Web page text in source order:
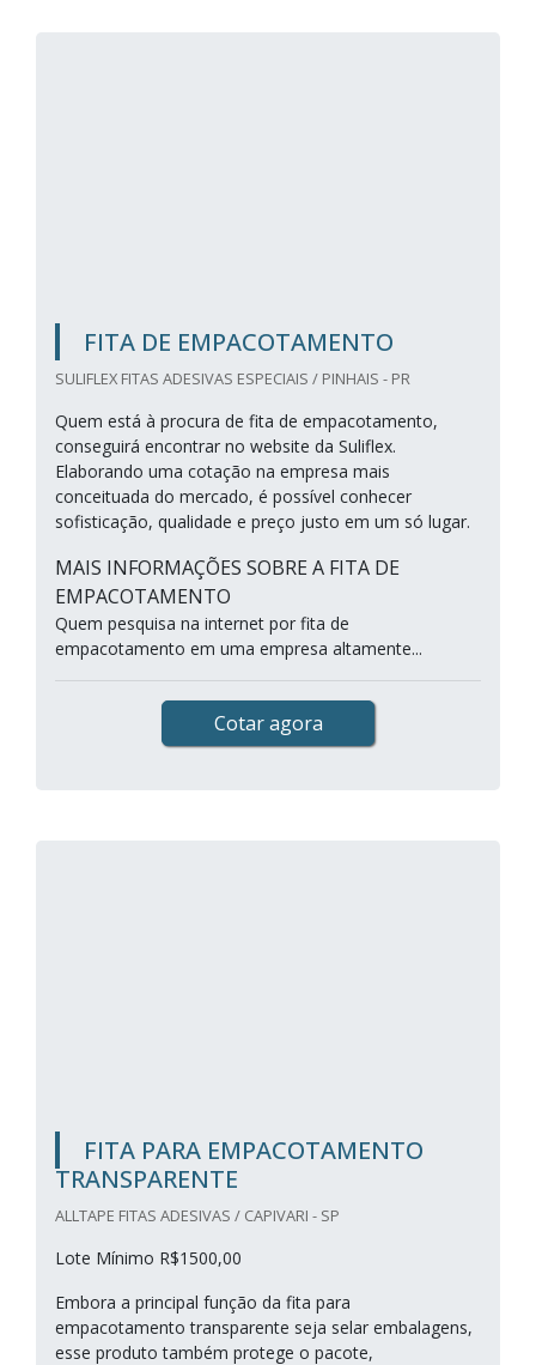
FITA DE EMPACOTAMENTO
SULIFLEX FITAS ADESIVAS ESPECIAIS / PINHAIS - PR
Quem está à procura de fita de empacotamento,
conseguirá encontrar no website da Suliflex.
Elaborando uma cotação na empresa mais
conceituada do mercado, é possível conhecer
sofisticação, qualidade e preço justo em um só lugar.
MAIS INFORMAÇÕES SOBRE A FITA DE
EMPACOTAMENTO
Quem pesquisa na internet por fita de
empacotamento em uma empresa altamente...
Cotar agora
FITA PARA EMPACOTAMENTO
TRANSPARENTE
ALLTAPE FITAS ADESIVAS / CAPIVARI - SP
Lote Mínimo R$1500,00
Embora a principal função da fita para
empacotamento transparente seja selar embalagens,
esse produto também protege o pacote,